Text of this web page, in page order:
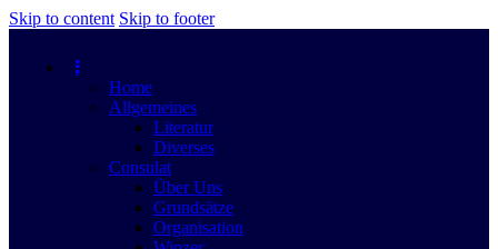
Skip to content Skip to footer
Home
Allgemeines
Literatur
Diverses
Consulat
Über Uns
Grundsätze
Organisation